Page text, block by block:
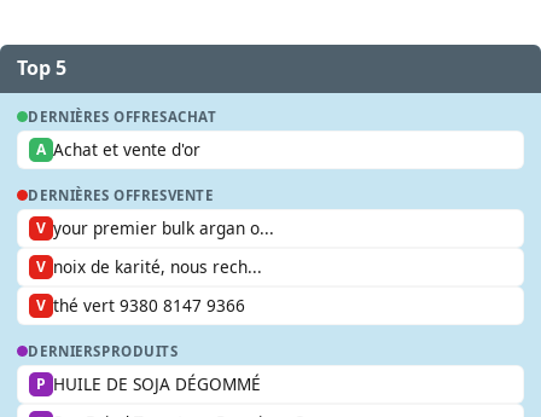
Top 5
DERNIÈRES OFFRESACHAT
A Achat et vente d'or
DERNIÈRES OFFRESVENTE
V your premier bulk argan o...
V noix de karité, nous rech...
V thé vert 9380 8147 9366
DERNIERSPRODUITS
P HUILE DE SOJA DÉGOMMÉ